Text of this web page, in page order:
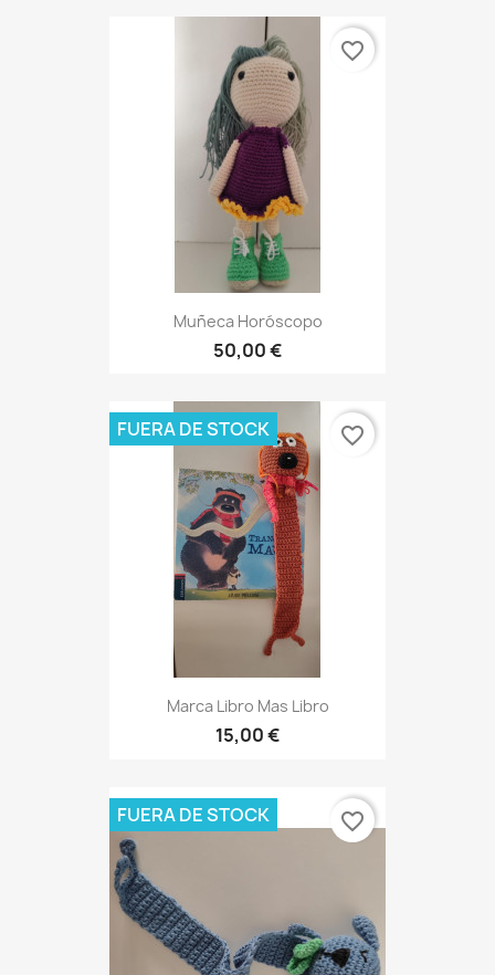
Muñeca Horóscopo
50,00 €
favorite_border
Marca Libro Mas Libro
15,00 €
FUERA DE STOCK favorite_border
FUERA DE STOCK favorite_border